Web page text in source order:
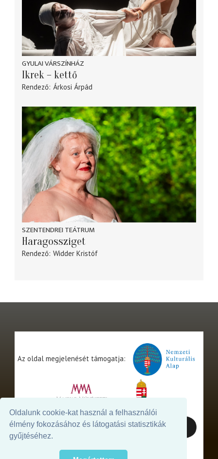
Oldalunk cookie-kat használ a felhasználói
élmény fokozásához és látogatási statisztikák
gyűjtéséhez.
GYULAI VÁRSZÍNHÁZ
Ikrek – kettő
Rendező Árkosi Árpád
SZENTENDREI TEÁTRUM
Haragossziget
Rendező Widder Kristóf
Az oldal megjelenését támogatja: